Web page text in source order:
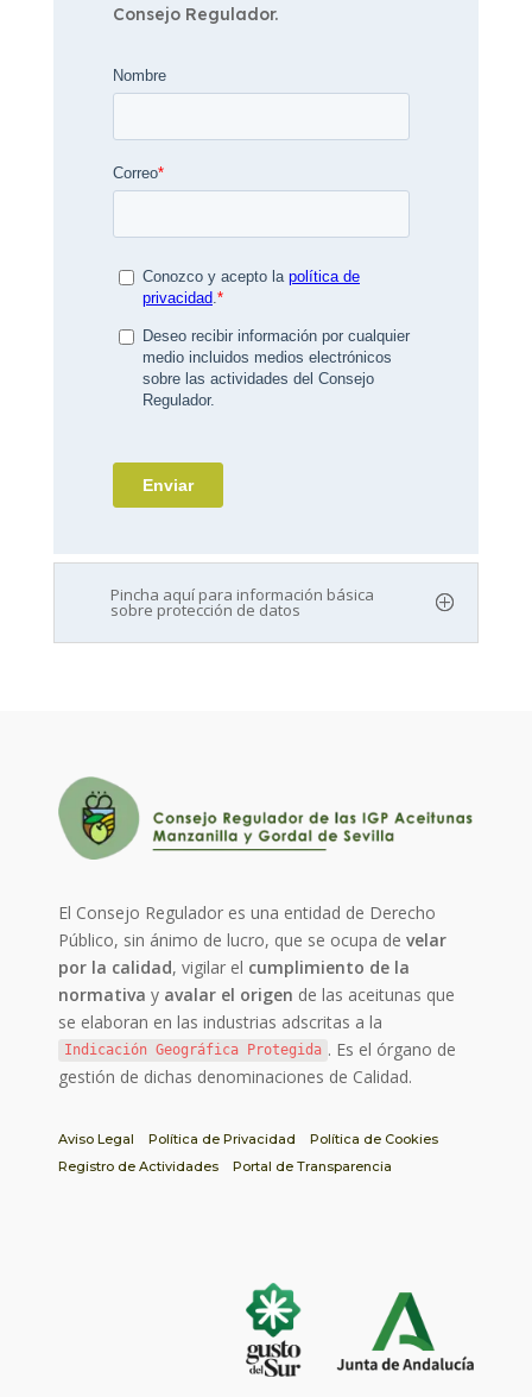
Consejo Regulador.
Pincha aquí para información básica
sobre protección de datos
El Consejo Regulador es una entidad de Derecho
Público, sin ánimo de lucro, que se ocupa develar
por la calidad, vigilar el cumplimiento de la
normativa y avalar el origen de las aceitunas que
se elaboran en las industrias adscritas a la
Indicación Geográfica Protegida . Es el órgano de
gestión de dichas denominaciones de Calidad.
Aviso Legal Política de Privacidad
Política de Cookies
Registro de Actividades
Portal de Transparencia